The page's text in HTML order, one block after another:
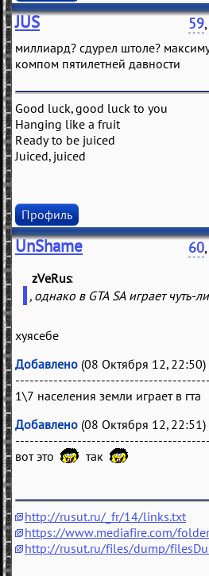
JUS 59
миллиард? сдурел штоле?
компом пятилетней давности
Good luck, good luck to you
Hanging like a fruit
Ready to be juiced
Juiced, juiced
Профиль
UnShame 60
zVeRus
, однако в GTA SA играет
хуясебе
Добавлено (08 Октября 12, 22:50)
1\7 населения земли играет в гта
Добавлено (08 Октября 12, 22:51)
вот это
так
http://rusut.ru/_fr/14/links.txt
https://www.mediafire.com/
http://rusut.ru/files/dump/